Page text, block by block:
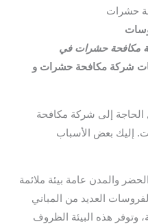
حشرات
مكافحة حشرات في
شركة مكافحة حشرات و
الحاجة إلى شركة مكافحة
إليك بعض الأسباب
والمدن عامة بيئة ملائمة
العديد من المباني
وتوفر هذه البيئة الظروف